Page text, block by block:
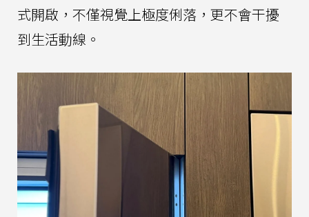
式開啟，不僅視覺上極度俐落，更不會干擾
到生活動線。